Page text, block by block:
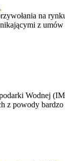
na
z
Wodnej
powody